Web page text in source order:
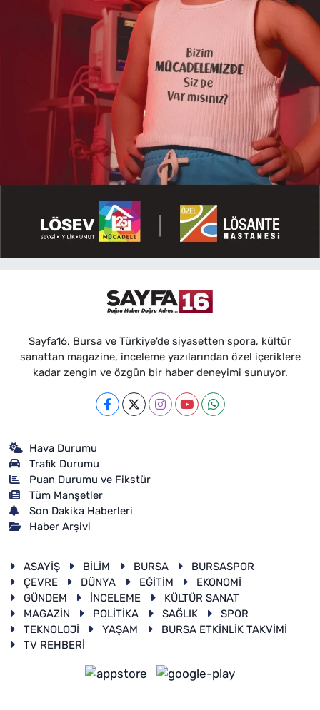
Sayfa16, Bursa ve Türkiye'de siyasetten spora, kültür
sanattan magazine, inceleme yazılarından özel içeriklere
kadar zengin ve özgün bir haber deneyimi sunuyor.
Hava Durumu
Trafik Durumu
Puan Durumu ve Fikstür
Tüm Manşetler
Son Dakika Haberleri
Haber Arşivi
ASAYİŞ BİLİM BURSA
BURSASPOR
ÇEVRE
DÜNYA EĞİTİM
EKONOMİ
GÜNDEM
İNCELEME
KÜLTÜR SANAT
MAGAZİN
POLİTİKA SAĞLIK
SPOR
TEKNOLOJİ
YAŞAM
BURSA ETKİNLİK TAKVİMİ
TV REHBERİ